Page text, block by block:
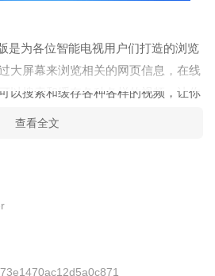
是为各位智能电视用户们打造的浏览
大屏幕来浏览相关的网页信息，在线
以搜索和缓存各种各样的视频，让你
用户赶紧来本站下载吧。
查看全文